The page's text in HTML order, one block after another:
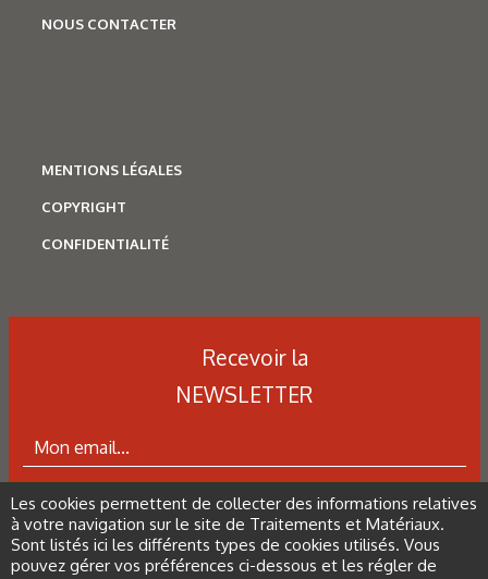
Traitements thermiques
superficielle
NOUS CONTACTER
MENTIONS LÉGALES
COPYRIGHT
CONFIDENTIALITÉ
Recevoir la
NEWSLETTER
ABONNEZ-VOUS À LA NEWSLETTER
Les cookies permettent de collecter des informations relatives
à votre navigation sur le site de Traitements et Matériaux.
Sont listés ici les différents types de cookies utilisés. Vous
pouvez gérer vos préférences ci-dessous et les régler de